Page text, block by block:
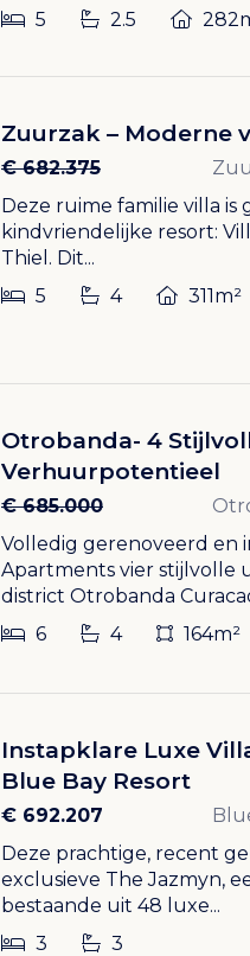
5
2.5
Zuurzak – Moderne
€ 682.375
Deze ruime familie villa
kindvriendelijke resort:
Thiel. Dit...
5
4 311m²
Otrobanda- 4
Verhuurpotentieel
€ 685.000
Volledig gerenoveerd en
Apartments vier stijlvolle
district Otrobanda
6
4 164m²
Instapklare Luxe
Blue Bay Resort
€ 692.207
Deze prachtige, recent
exclusieve The Jazmyn,
bestaande uit 48 luxe...
3
3